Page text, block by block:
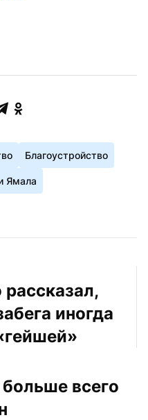
Благоустройство
Ямала
рассказал,
иногда
всего